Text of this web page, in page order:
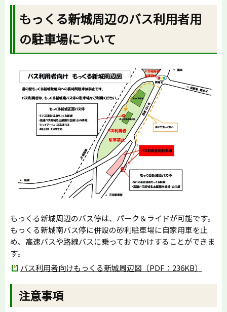
もっくる新城周辺のバス利用者用
の駐車場について
もっくる新城周辺のバス停は、パーク＆ライドが可能です。
もっくる新城南バス停に併設の砂利駐車場に自家用車を止
め、高速バスや路線バスに乗っておでかけすることができま
す。
バス利用者向けもっくる新城周辺図（PDF：236KB）
注意事項